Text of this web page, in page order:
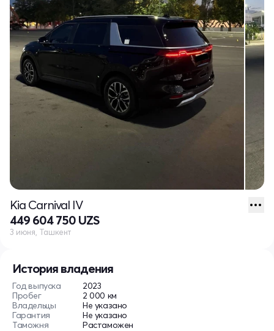
История владения
Год выпуска
2023
Пробег
2 000 км
Владельцы
Не указано
Гарантия
Не указано
Таможня
Растаможен
Kia Carnival IV
449 604 750 UZS
3 июня, Ташкент